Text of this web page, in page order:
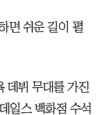
면 쉬운 길이 펼
데뷔 무대를 가진
일스 백화점 수석